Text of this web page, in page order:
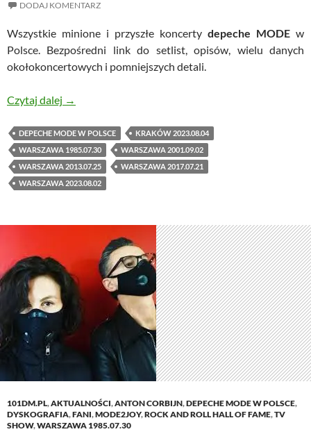
DODAJ KOMENTARZ
Wszystkie minione i przyszłe koncerty depeche MODE w
Polsce. Bezpośredni link do setlist, opisów, wielu danych
okołokoncertowych i pomniejszych detali.
Czytaj dalej depeche MODE w Polsce
→
DEPECHE MODE W POLSCE
KRAKÓW 2023.08.04
WARSZAWA 1985.07.30
WARSZAWA 2001.09.02
WARSZAWA 2013.07.25
WARSZAWA 2017.07.21
WARSZAWA 2023.08.02
101DM.PL,AKTUALNOŚCI,ANTON CORBIJN,DEPECHE MODE W POLSCE,
DYSKOGRAFIA,FANI,MODE2JOY,ROCK AND ROLL HALL OF FAME,TV
SHOW,WARSZAWA 1985.07.30